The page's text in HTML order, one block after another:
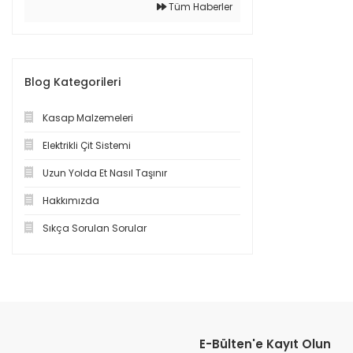
Tüm Haberler
Blog Kategorileri
Kasap Malzemeleri
Elektrikli Çit Sistemi
Uzun Yolda Et Nasıl Taşınır
Hakkımızda
Sıkça Sorulan Sorular
E-Bülten'e Kayıt Olun